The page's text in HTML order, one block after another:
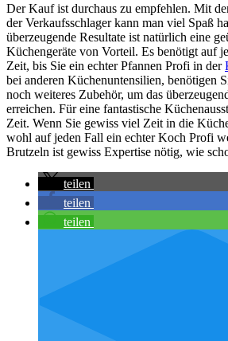
Der Kauf ist durchaus zu empfehlen. Mit
der Verkaufsschlager kann man viel Spaß
überzeugende Resultate ist natürlich eine
Küchengeräte von Vorteil. Es benötigt auf
Zeit, bis Sie ein echter Pfannen Profi in der
bei anderen Küchenuntensilien, benötigen
noch weiteres Zubehör, um das
erreichen. Für eine fantastische
Zeit. Wenn Sie gewiss viel Zeit in die
wohl auf jeden Fall ein echter Koch Profi
Brutzeln ist gewiss Expertise nötig, wie
teilen
teilen
teilen